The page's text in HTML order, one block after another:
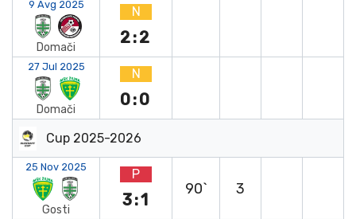
9 Avg 2025
Domači
N
2:2
27 Jul 2025
Domači
N
0:0
Cup 2025-2026
25 Nov 2025
Gosti
P
3:1
90` 3